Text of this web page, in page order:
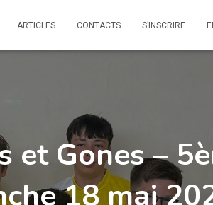
ARTICLES CONTACTS S’INSCRIRE
et Gones –
18 mai